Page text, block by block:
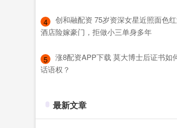
4
创和融配资 75岁资深女星近照面色
酒店险嫁豪门，拒做小三单身多年
5
涨8配资APP下载 莫大博士后证书如
话语权？
最新文章